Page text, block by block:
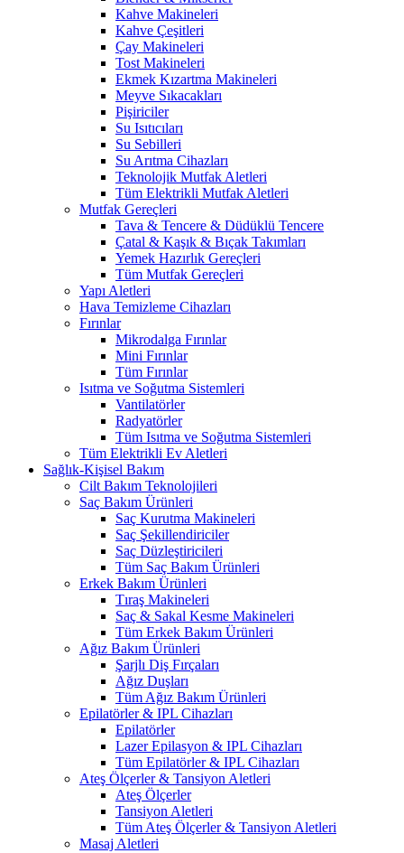
Kahve Makineleri
Kahve Çeşitleri
Çay Makineleri
Tost Makineleri
Ekmek Kızartma Makineleri
Meyve Sıkacakları
Pişiriciler
Su Isıtıcıları
Su Sebilleri
Su Arıtma Cihazları
Teknolojik Mutfak Aletleri
Tüm Elektrikli Mutfak Aletleri
Mutfak Gereçleri
Tava & Tencere & Düdüklü Tencere
Çatal & Kaşık & Bıçak Takımları
Yemek Hazırlık Gereçleri
Tüm Mutfak Gereçleri
Yapı Aletleri
Hava Temizleme Cihazları
Fırınlar
Mikrodalga Fırınlar
Mini Fırınlar
Tüm Fırınlar
Isıtma ve Soğutma Sistemleri
Vantilatörler
Radyatörler
Tüm Isıtma ve Soğutma Sistemleri
Tüm Elektrikli Ev Aletleri
Sağlık-Kişisel Bakım
Cilt Bakım Teknolojileri
Saç Bakım Ürünleri
Saç Kurutma Makineleri
Saç Şekillendiriciler
Saç Düzleştiricileri
Tüm Saç Bakım Ürünleri
Erkek Bakım Ürünleri
Tıraş Makineleri
Saç & Sakal Kesme Makineleri
Tüm Erkek Bakım Ürünleri
Ağız Bakım Ürünleri
Şarjlı Diş Fırçaları
Ağız Duşları
Tüm Ağız Bakım Ürünleri
Epilatörler & IPL Cihazları
Epilatörler
Lazer Epilasyon & IPL Cihazları
Tüm Epilatörler & IPL Cihazları
Ateş Ölçerler & Tansiyon Aletleri
Ateş Ölçerler
Tansiyon Aletleri
Tüm Ateş Ölçerler & Tansiyon Aletleri
Masaj Aletleri